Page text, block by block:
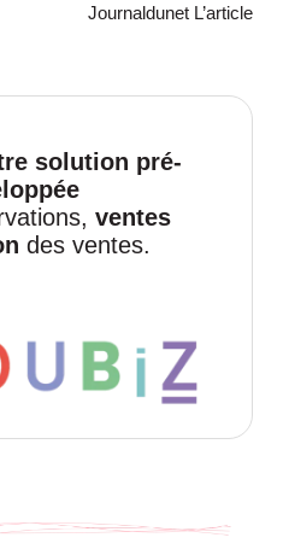
Journaldunet L’article
solution pré-
ventes
des ventes.